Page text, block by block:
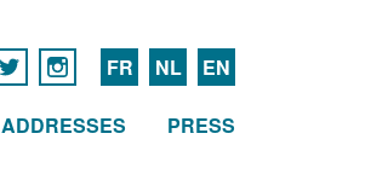
FR NL EN
ADDRESSES PRESS